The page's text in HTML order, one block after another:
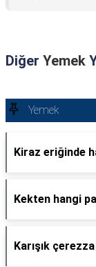
Diğer Yemek
Yemek
Kiraz eriğinde
Kekten hangi
Karışık